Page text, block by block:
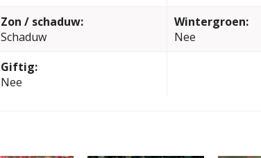
Zon / schaduw:
Schaduw
Wintergroen:
Nee
Giftig:
Nee